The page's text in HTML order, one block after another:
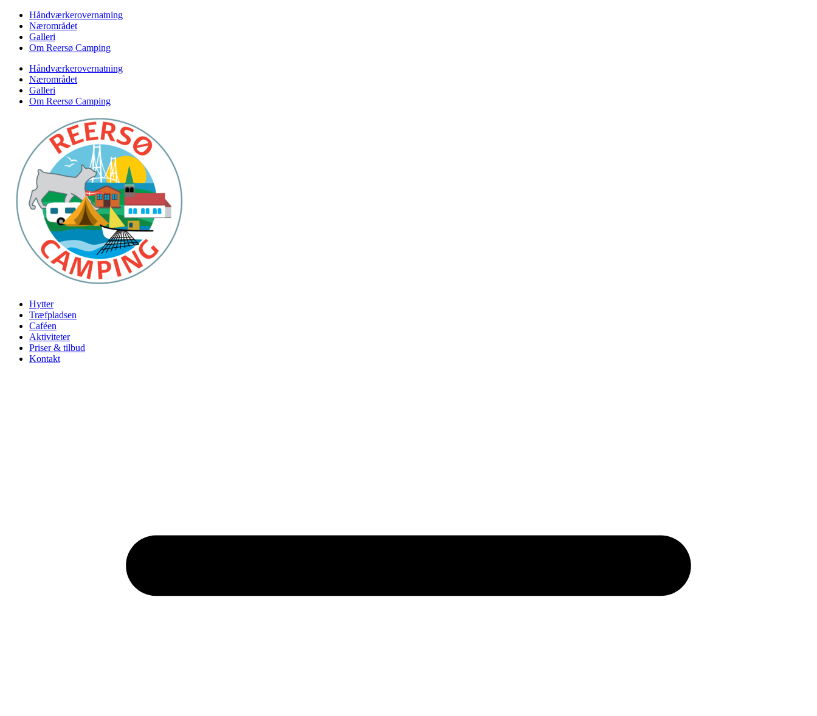
Videre
indhold
Håndværkerovernatning
Nærområdet
Galleri
Om Reersø Camping
Håndværkerovernatning
Nærområdet
Galleri
Om Reersø Camping
Hytter
Træfpladsen
Caféen
Aktiviteter
Priser & tilbud
Kontakt